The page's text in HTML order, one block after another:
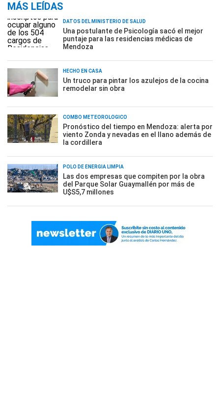
MÁS LEÍDAS
DATOS DEL MINISTERIO DE SALUD
Una postulante de Psicología sacó el mejor
puntaje para las residencias médicas de
Mendoza
HECHO EN CASA
Un truco para pintar los azulejos de la cocina
remodelar sin obra
COMBO METEOROLÓGICO
Pronóstico del tiempo en Mendoza: alerta por
viento Zonda y nevadas en el llano además de
la cordillera
POLO DE ENERGÍA LIMPIA
Las dos empresas que compiten por la obra
del Parque Solar Guaymallén por más de
U$S5,7 millones